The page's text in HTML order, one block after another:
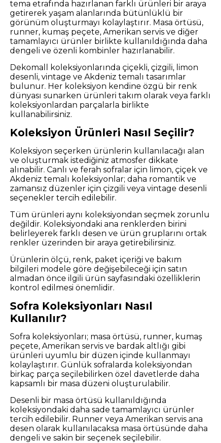
tema etrafında hazırlanan farklı ürünleri bir araya
getirerek yaşam alanlarında bütünlüklü bir
görünüm oluşturmayı kolaylaştırır. Masa örtüsü,
runner, kumaş peçete, Amerikan servis ve diğer
tamamlayıcı ürünler birlikte kullanıldığında daha
dengeli ve özenli kombinler hazırlanabilir.
Dekomall koleksiyonlarında çiçekli, çizgili, limon
desenli, vintage ve Akdeniz temalı tasarımlar
bulunur. Her koleksiyon kendine özgü bir renk
dünyası sunarken ürünleri takım olarak veya farklı
koleksiyonlardan parçalarla birlikte
kullanabilirsiniz.
Koleksiyon Ürünleri Nasıl Seçilir?
Koleksiyon seçerken ürünlerin kullanılacağı alan
ve oluşturmak istediğiniz atmosfer dikkate
alınabilir. Canlı ve ferah sofralar için limon, çiçek ve
Akdeniz temalı koleksiyonlar; daha romantik ve
zamansız düzenler için çizgili veya vintage desenli
seçenekler tercih edilebilir.
Tüm ürünleri aynı koleksiyondan seçmek zorunlu
değildir. Koleksiyondaki ana renklerden birini
belirleyerek farklı desen ve ürün gruplarını ortak
renkler üzerinden bir araya getirebilirsiniz.
Ürünlerin ölçü, renk, paket içeriği ve bakım
bilgileri modele göre değişebileceği için satın
almadan önce ilgili ürün sayfasındaki özelliklerin
kontrol edilmesi önemlidir.
Sofra Koleksiyonları Nasıl
Kullanılır?
Sofra koleksiyonları; masa örtüsü, runner, kumaş
peçete, Amerikan servis ve bardak altlığı gibi
ürünleri uyumlu bir düzen içinde kullanmayı
kolaylaştırır. Günlük sofralarda koleksiyondan
birkaç parça seçilebilirken özel davetlerde daha
kapsamlı bir masa düzeni oluşturulabilir.
Desenli bir masa örtüsü kullanıldığında
koleksiyondaki daha sade tamamlayıcı ürünler
tercih edilebilir. Runner veya Amerikan servis ana
desen olarak kullanılacaksa masa örtüsünde daha
dengeli ve sakin bir seçenek seçilebilir.